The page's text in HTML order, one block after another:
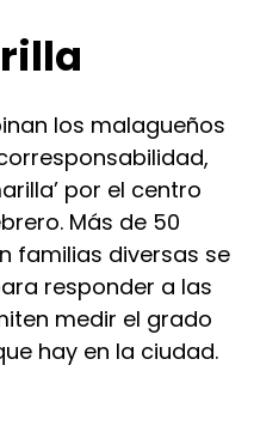
los malagueños
por el centro
Más de 50
familias diversas se
responder a las
medir el grado
hay en la ciudad.